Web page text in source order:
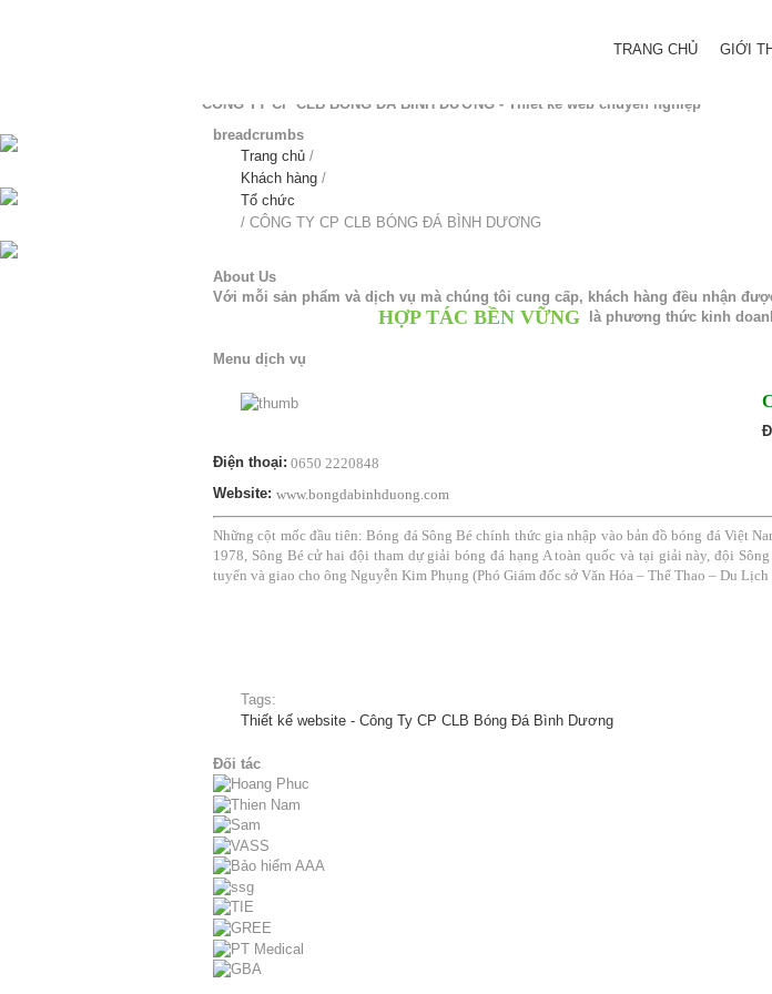
TRANG CHỦ GIỚI
CÔNG TY CP CLB BÓNG ĐÁ BÌNH DƯƠNG - Thiết kế web chuyên nghiệp
breadcrumbs
Trang chủ /
Khách hàng /
Tổ chức
/ CÔNG TY CP CLB BÓNG ĐÁ BÌNH DƯƠNG
About Us
Với mỗi sản phẩm và dịch vụ mà chúng tôi cung cấp, khách hàng đều nhận
HỢP TÁC BỀN VỮNG là phương thức kinh
Menu dịch vụ
Điện thoại: 0650 2220848
Website: www.bongdabinhduong.com
Những cột mốc đầu tiên: Bóng đá Sông Bé chính thức gia nhập vào bản đồ bóng đá Việt
1978, Sông Bé cử hai đội tham dự giải bóng đá hạng A toàn quốc và tại giải này, đội
tuyển và giao cho ông Nguyễn Kim Phụng (Phó Giám đốc sở Văn Hóa – Thể Thao – Du
Tags:
Thiết kế website - Công Ty CP CLB Bóng Đá Bình Dương
Đối tác